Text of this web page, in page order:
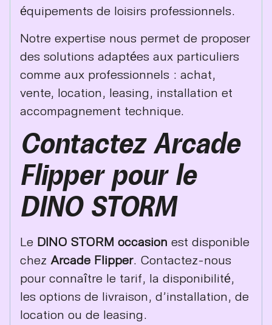
équipements de loisirs professionnels.
Notre expertise nous permet de proposer
des solutions adaptées aux particuliers
comme aux professionnels : achat,
vente, location, leasing, installation et
accompagnement technique.
Contactez Arcade
Flipper pour le
DINO STORM
Le DINO STORM occasion est disponible
chez Arcade Flipper. Contactez-nous
pour connaître le tarif, la disponibilité,
les options de livraison, d’installation, de
location ou de leasing.